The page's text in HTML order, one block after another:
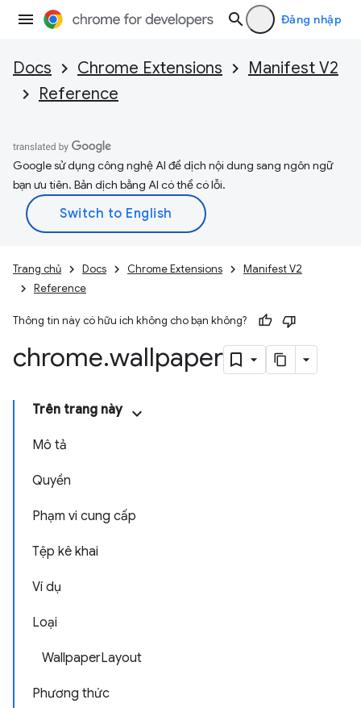
Đăng nhập
Docs Chrome Extensions
Manifest V2
Reference
Google sử dụng công nghệ AI để dịch nội dung sang ngôn ngữ
bạn ưu tiên. Bản dịch bằng AI có thể có lỗi.
Trang chủ Docs Chrome Extensions
Manifest V2
Reference
Thông tin này có hữu ích không cho bạn không?
chrome.wallpaper
Trên trang này
Mô tả
Quyền
Phạm vi cung cấp
Tệp kê khai
Ví dụ
Loại
WallpaperLayout
Phương thức